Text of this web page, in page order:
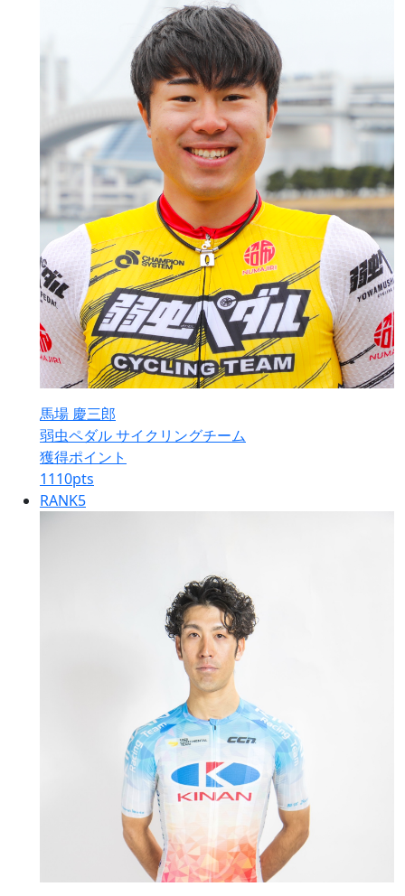
馬場 慶三郎
弱虫ペダル サイクリングチーム
獲得ポイント
1110pts
RANK5